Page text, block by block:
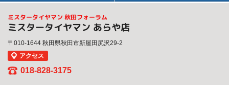
ミスタータイヤマン 秋田フォーラム
ミスタータイヤマン あらや店
〒010-1644 秋田県秋田市新屋田尻沢29-2
アクセス
018-828-3175